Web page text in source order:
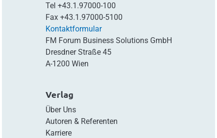
Tel +43.1.97000-100
Fax +43.1.97000-5100
Kontaktformular
FM Forum Business Solutions GmbH
Dresdner Straße 45
A-1200 Wien
Verlag
Über Uns
Autoren & Referenten
Karriere